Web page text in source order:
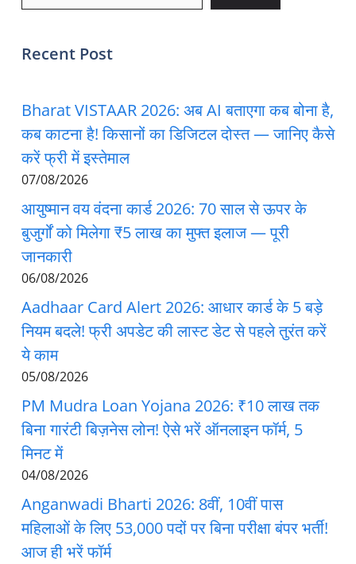
Recent Post
Bharat VISTAAR 2026: अब AI बताएगा कब बोना है,
कब काटना है! किसानों का डिजिटल दोस्त — जानिए कैसे
करें फ्री में इस्तेमाल
07/08/2026
आयुष्मान वय वंदना कार्ड 2026: 70 साल से ऊपर के
बुजुर्गों को मिलेगा ₹5 लाख का मुफ्त इलाज — पूरी
जानकारी
06/08/2026
Aadhaar Card Alert 2026: आधार कार्ड के 5 बड़े
नियम बदले! फ्री अपडेट की लास्ट डेट से पहले तुरंत करें
ये काम
05/08/2026
PM Mudra Loan Yojana 2026: ₹10 लाख तक
बिना गारंटी बिज़नेस लोन! ऐसे भरें ऑनलाइन फॉर्म, 5
मिनट में
04/08/2026
Anganwadi Bharti 2026: 8वीं, 10वीं पास
महिलाओं के लिए 53,000 पदों पर बिना परीक्षा बंपर भर्ती!
आज ही भरें फॉर्म